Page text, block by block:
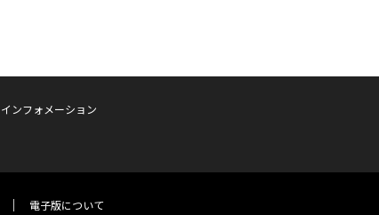
インフォメーション
電子版について